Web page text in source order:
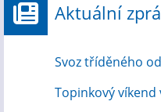
Aktuální
Svoz tříděného
Topinkový víkend